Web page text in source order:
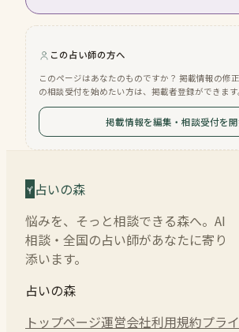
この占い師の方へ
このページはあなたのものですか？ 掲載情報の修
の相談受付を始めたい方は、掲載者登録ができます
掲載情報を編集・相談受付を
占いの森
悩みを、そっと相談できる森へ。AI
相談・全国の占い師があなたに寄り
添います。
占いの森
トップページ運営会社利用規約プラ